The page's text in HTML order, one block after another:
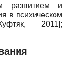
развитием и
в психическом
2011];